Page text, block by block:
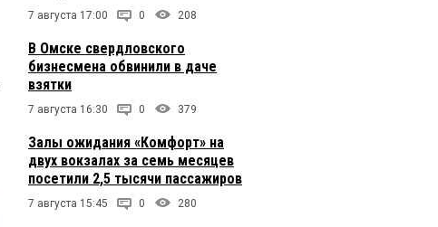
7 августа 17:00 0 208
В Омске свердловского
бизнесмена обвинили в даче
взятки
7 августа 16:30 0 379
Залы ожидания «Комфорт» на
двух вокзалах за семь месяцев
посетили 2,5 тысячи пассажиров
7 августа 15:45 0 280